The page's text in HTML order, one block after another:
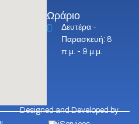
Ωράριο
Δευτέρα -
Παρασκευή: 8
π.μ. - 9 μ.μ.
Designed and Developed by